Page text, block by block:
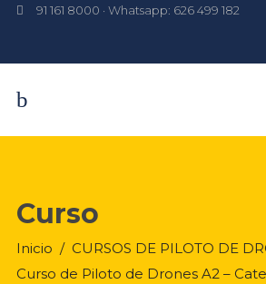
91 161 8000 · Whatsapp: 626 499 182
Curso
Inicio / CURSOS DE PILOTO DE
Curso de Piloto de Drones A2 –